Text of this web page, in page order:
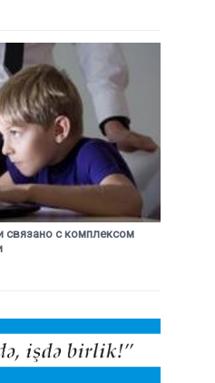
связано с комплексом